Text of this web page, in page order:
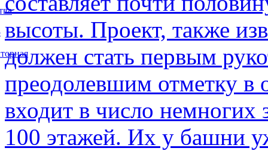
высоты. Проект, также
должен стать первым
преодолевшим отметку в
входит в число
100 этажей. Их у башни